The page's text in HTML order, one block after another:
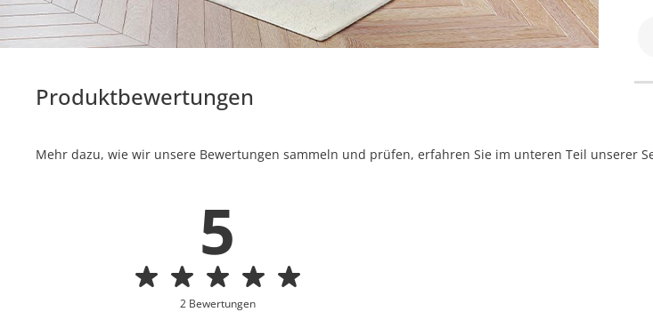
Produktbewertungen
Mehr dazu, wie wir unsere Bewertungen sammeln und prüfen, erfahren Sie im unteren Teil unserer
5
2 Bewertungen